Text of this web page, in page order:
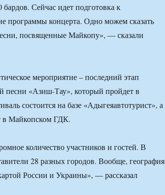
Сейчас идет подготовка к
программы концерта. Одно можем сказать
посвященные Майкопу», — сказали
мероприятие – последний этап
песни «Азиш-Тау», который пройдет в
состоится на базе «Адыгеяавтотурист», а
в Майкопском ГДК.
количество участников и гостей. В
28 разных городов. Вообще, география
России и Украины», — рассказал